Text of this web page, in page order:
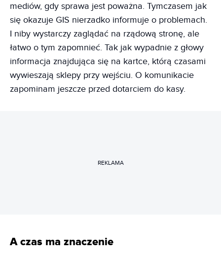
mediów, gdy sprawa jest poważna. Tymczasem jak
się okazuje GIS nierzadko informuje o problemach.
I niby wystarczy zaglądać na rządową stronę, ale
łatwo o tym zapomnieć. Tak jak wypadnie z głowy
informacja znajdująca się na kartce, którą czasami
wywieszają sklepy przy wejściu. O komunikacie
zapominam jeszcze przed dotarciem do kasy.
REKLAMA
A czas ma znaczenie